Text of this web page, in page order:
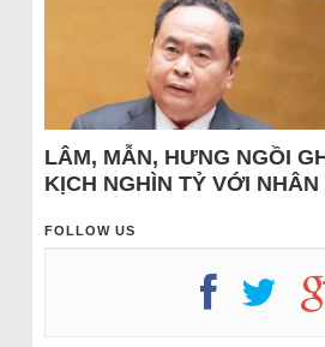
LÂM, MẪN, HƯNG NGỒI
KỊCH NGHÌN TỶ VỚI NHÂN
FOLLOW US